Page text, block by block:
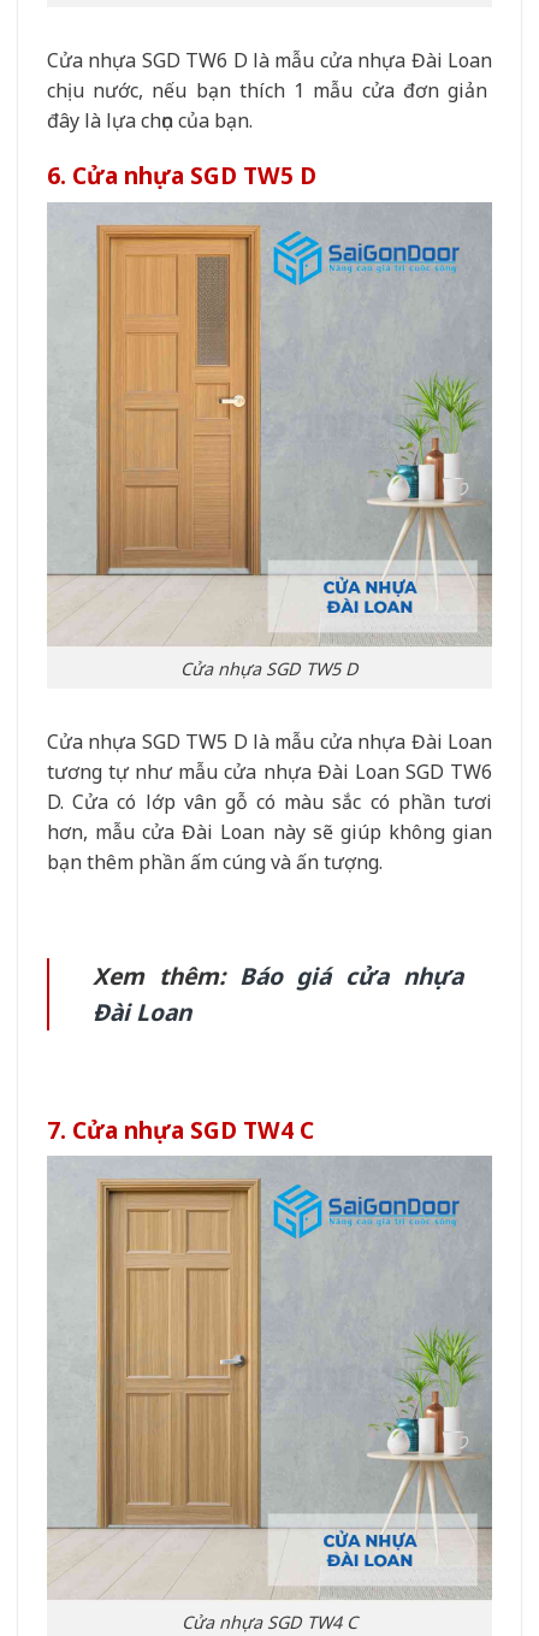
Cửa nhựa SGD TW6 D là mẫu cửa nhựa Đài Loan
chịu nước, nếu bạn thích 1 mẫu cửa đơn giản
đây là lựa chọn của bạn.
6. Cửa nhựa SGD TW5 D
Cửa nhựa SGD TW5 D
Cửa nhựa SGD TW5 D là mẫu cửa nhựa Đài Loan
tương tự như mẫu cửa nhựa Đài Loan SGD TW6
D. Cửa có lớp vân gỗ có màu sắc có phần tươi
hơn, mẫu cửa Đài Loan này sẽ giúp không gian
bạn thêm phần ấm cúng và ấn tượng.
Xem thêm: Báo giá cửa nhựa
Đài Loan
7. Cửa nhựa SGD TW4 C
Cửa nhựa SGD TW4 C